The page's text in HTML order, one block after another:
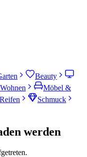
Beauty
Möbel &
Reifen
Schmuck
werden